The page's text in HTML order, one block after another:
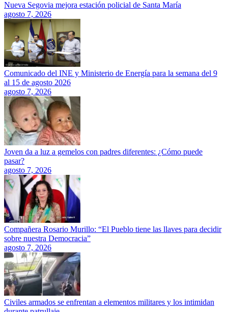
Nueva Segovia mejora estación policial de Santa María
agosto 7, 2026
Comunicado del INE y Ministerio de Energía para la semana del 9
al 15 de agosto 2026
agosto 7, 2026
Joven da a luz a gemelos con padres diferentes: ¿Cómo puede
pasar?
agosto 7, 2026
Compañera Rosario Murillo: “El Pueblo tiene las llaves para decidir
sobre nuestra Democracia”
agosto 7, 2026
Civiles armados se enfrentan a elementos militares y los intimidan